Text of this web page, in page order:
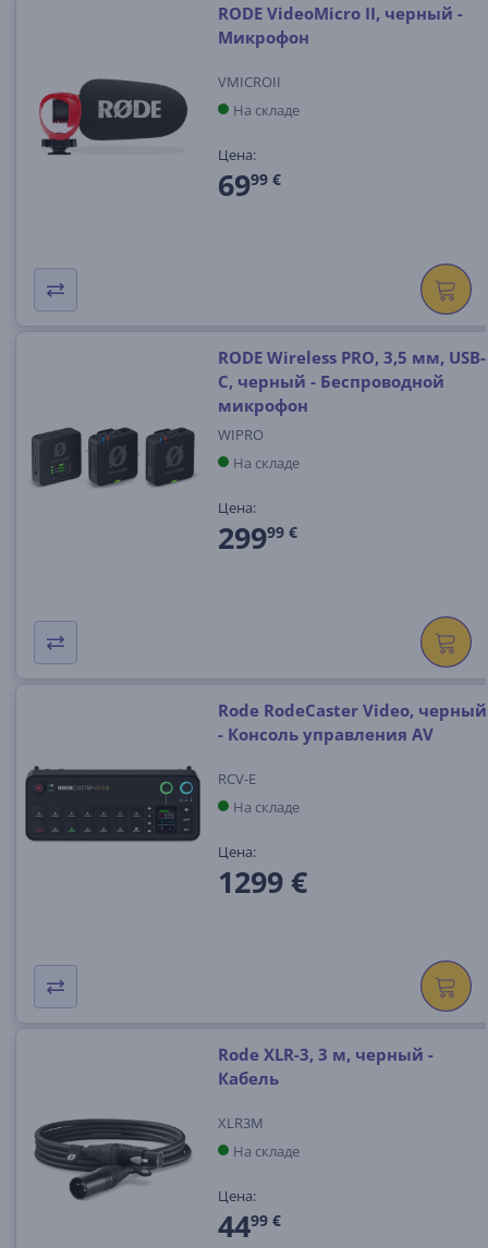
RODE VideoMicro II, черный -
Микрофон
VMICROII
На складе
Цена:
6999 €
RODE Wireless PRO, 3,5 мм, USB-
C, черный - Беспроводной
микрофон
WIPRO
На складе
Цена:
29999 €
Rode RodeCaster Video, черный
- Консоль управления AV
RCV-E
На складе
Цена:
1299 €
Rode XLR-3, 3 м, черный -
Кабель
XLR3M
На складе
Цена:
4499 €